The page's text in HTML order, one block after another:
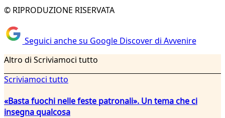
© RIPRODUZIONE RISERVATA
Seguici anche su Google Discover di Avvenire
Altro di Scriviamoci tutto
Scriviamoci tutto
«Basta fuochi nelle feste patronali». Un tema che ci
insegna qualcosa